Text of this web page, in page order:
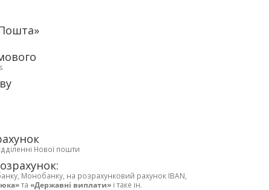
Нової пошти
Монобанку, на розрахунковий рахунок IBAN,
та «Державні виплати» і таке ін.